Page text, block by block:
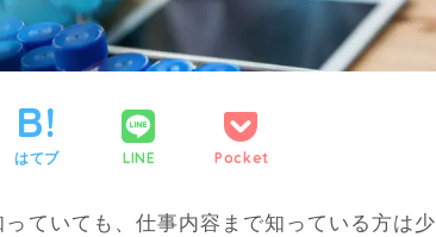
はてブ LINE Pocket
ていても、仕事内容まで知っている方は少